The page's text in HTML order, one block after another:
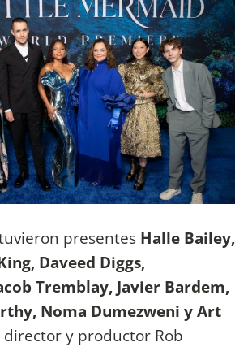
presentes Halle Bailey,
Daveed Diggs,
Tremblay, Javier Bardem,
Noma Dumezweni y Art
y productor Rob